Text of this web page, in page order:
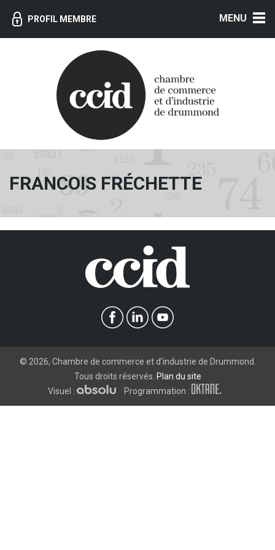
PROFIL MEMBRE
FRANCOIS FRÉCHETTE
© 2026, Chambre de commerce et d’industrie de Drummond.
Tous droits réservés. Plan du site
Visuel :
Programmation :
MENU